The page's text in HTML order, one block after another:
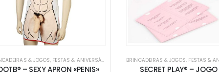
& JOGOS, FESTAS & ANIVERSÁRIOS TROCA DE PRENDAS
– SEXY APRON «PENIS»
BRINCADEIRAS & JOGOS, FESTAS &
SECRET PLAY® – JOGO